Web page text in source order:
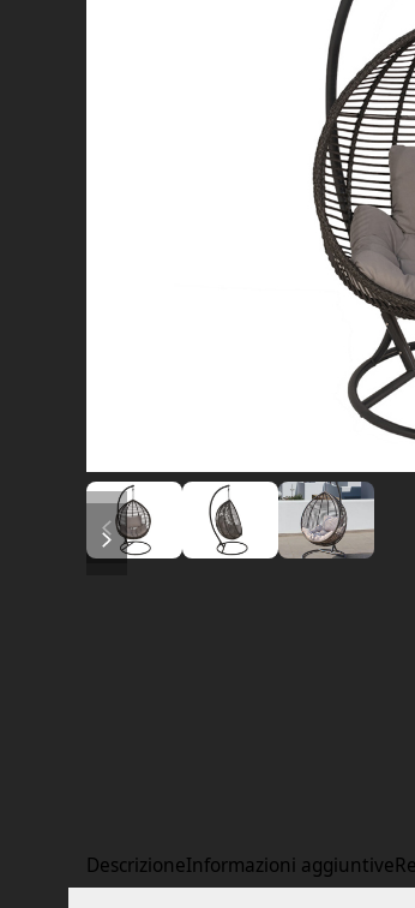
diapositiva precedente
diapositiva successiva
DescrizioneInformazioni aggiuntive